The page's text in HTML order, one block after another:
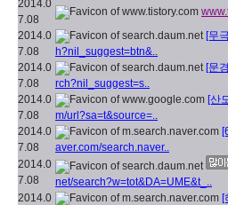
2014.0
7.08
2014.0
7.08
[무
h?nil_suggest=btn&..
2014.0
7.08
[문
rch?nil_suggest=s..
2014.0
7.08
[산
m/url?sa=t&source=..
2014.0
7.08
aver.com/search.naver..
2014.0
7.08
net/search?w=tot&DA=UME&t_..
2014.0
[